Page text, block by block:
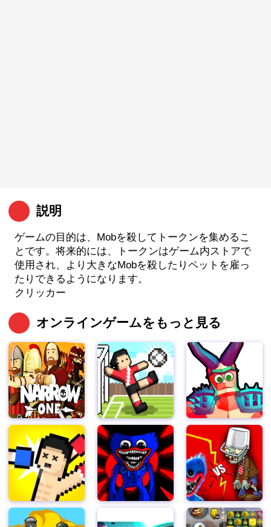
説明
ゲームの目的は、Mobを殺してトークンを集めるこ
とです。将来的には、トークンはゲーム内ストアで
使用され、より大きなMobを殺したりペットを雇っ
たりできるようになります。
クリッカー
オンラインゲームをもっと見る